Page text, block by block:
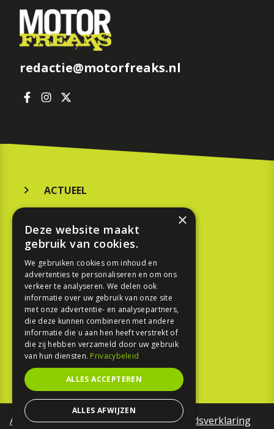
redactie@motorfreaks.nl
ACTUEEL
KOOPGIDS
TESTEN
SPORT
REPORTAGE
TOUREN
NIEUWSBRIEF
Algemene voorwaardenToegankelijkheidsverklaring
×
Deze website maakt
gebruik van cookies.
We gebruiken cookies om inhoud en
advertenties te personaliseren en om ons
verkeer te analyseren. We delen ook
informatie over uw gebruik van onze site
met onze advertentie- en analysepartners,
die deze kunnen combineren met andere
informatie die u aan hen heeft verstrekt of
die zij hebben verzameld door uw gebruik
van hun diensten. Privacybeleid
ALLES ACCEPTEREN
ALLES AFWIJZEN